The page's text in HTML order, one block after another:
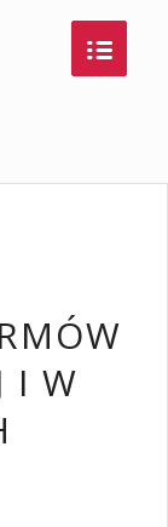
I W